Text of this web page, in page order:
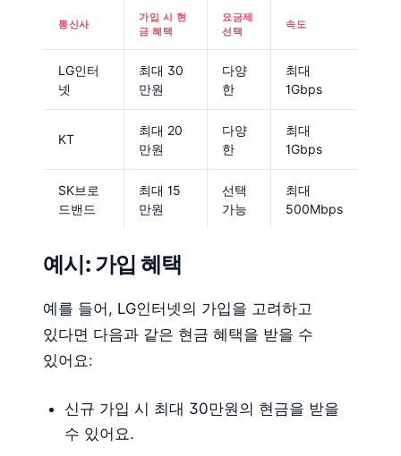
통신사
가입 시 현
금 혜택
요금제
선택
속도
LG인터
넷
최대 30
만원
다양
한
최대
1Gbps
KT
최대 20
만원
다양
한
최대
1Gbps
SK브로
드밴드
최대 15
만원
선택
가능
최대
500Mbps
예시: 가입 혜택
예를 들어, LG인터넷의 가입을 고려하고
있다면 다음과 같은 현금 혜택을 받을 수
있어요:
신규 가입 시 최대 30만원의 현금을 받을
수 있어요.